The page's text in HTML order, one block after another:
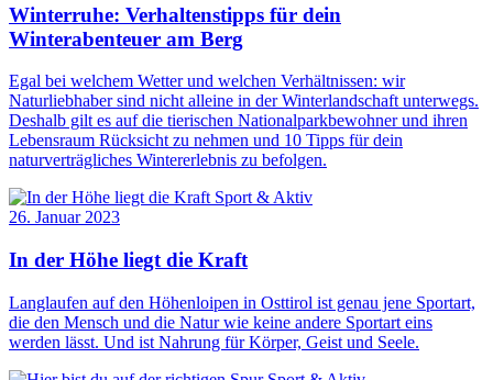
Winterruhe: Verhaltenstipps für dein
Winterabenteuer am Berg
Egal bei welchem Wetter und welchen Verhältnissen: wir
Naturliebhaber sind nicht alleine in der Winterlandschaft unterwegs.
Deshalb gilt es auf die tierischen Nationalparkbewohner und ihren
Lebensraum Rücksicht zu nehmen und 10 Tipps für dein
naturverträgliches Wintererlebnis zu befolgen.
Sport & Aktiv
26. Januar 2023
In der Höhe liegt die Kraft
Langlaufen auf den Höhenloipen in Osttirol ist genau jene Sportart,
die den Mensch und die Natur wie keine andere Sportart eins
werden lässt. Und ist Nahrung für Körper, Geist und Seele.